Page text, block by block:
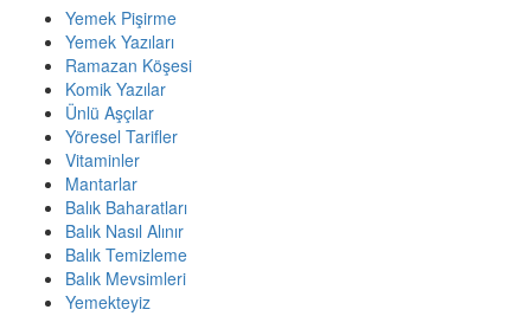
Yemek Pişirme
Yemek Yazıları
Ramazan Köşesi
Komik Yazılar
Ünlü Aşçılar
Yöresel Tarifler
Vitaminler
Mantarlar
Balık Baharatları
Balık Nasıl Alınır
Balık Temizleme
Balık Mevsimleri
Yemekteyiz